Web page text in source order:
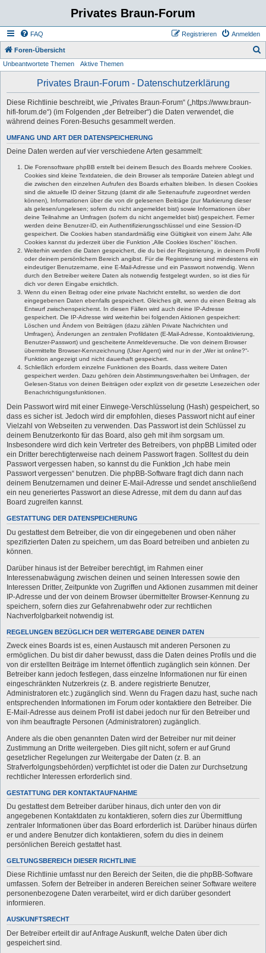
Privates Braun-Forum
FAQ Anmelden
Registrieren
Foren-Übersicht
Unbeantwortete Themen Aktive Themen
Privates Braun-Forum - Datenschutzerklärung
Diese Richtlinie beschreibt, wie „Privates Braun-Forum“ („https://www.braun-
hifi-forum.de“) (im Folgenden „der Betreiber“) die Daten verwendet, die
während deines Foren-Besuchs gesammelt werden.
UMFANG UND ART DER DATENSPEICHERUNG
Deine Daten werden auf vier verschiedene Arten gesammelt:
Die Forensoftware phpBB erstellt bei deinem Besuch des Boards mehrere Cookies.
Cookies sind kleine Textdateien, die dein Browser als temporäre Dateien ablegt und
die zwischen den einzelnen Aufrufen des Boards erhalten bleiben. In diesen Cookies
sind die aktuelle ID deiner Sitzung (damit dir alle Seitenaufrufe zugeordnet werden
können), Informationen über die von dir gelesenen Beiträge (zur Markierung dieser
als gelesen/ungelesen; sofern du nicht angemeldet bist) sowie Informationen über
deine Teilnahme an Umfragen (sofern du nicht angemeldet bist) gespeichert. Ferner
werden deine Benutzer-ID, ein Authentifizierungsschlüssel und eine Session-ID
gespeichert. Die Cookies haben standardmäßig eine Gültigkeit von einem Jahr. Alle
Cookies kannst du jederzeit über die Funktion „Alle Cookies löschen“ löschen.
Weiterhin werden die Daten gespeichert, die du bei der Registrierung, in deinem Profil
oder deinem persönlichem Bereich angibst. Für die Registrierung sind mindestens ein
eindeutiger Benutzername, eine E-Mail-Adresse und ein Passwort notwendig. Wenn
durch den Betreiber weitere Daten als notwendig festgelegt wurden, so ist dies für
dich vor deren Eingabe ersichtlich.
Wenn du einen Beitrag oder eine private Nachricht erstellst, so werden die dort
eingegebenen Daten ebenfalls gespeichert. Gleiches gilt, wenn du einen Beitrag als
Entwurf zwischenspeicherst. In diesen Fällen wird auch deine IP-Adresse
gespeichert. Die IP-Adresse wird weiterhin bei folgenden Aktionen gespeichert:
Löschen und Ändern von Beiträgen (dazu zählen Private Nachrichten und
Umfragen), Änderungen an zentralen Profildaten (E-Mail-Adresse, Kontoaktivierung,
Benutzer-Passwort) und gescheiterte Anmeldeversuche. Die von deinem Browser
übermittelte Browser-Kennzeichnung (User Agent) wird nur in der „Wer ist online?“-
Funktion angezeigt und nicht dauerhaft gespeichert.
Schließlich erfordern einzelne Funktionen des Boards, dass weitere Daten
gespeichert werden. Dazu gehören dein Abstimmungsverhalten bei Umfragen, der
Gelesen-Status von deinen Beiträgen oder explizit von dir gesetzte Lesezeichen oder
Benachrichtigungsfunktionen.
Dein Passwort wird mit einer Einwege-Verschlüsselung (Hash) gespeichert, so
dass es sicher ist. Jedoch wird dir empfohlen, dieses Passwort nicht auf einer
Vielzahl von Webseiten zu verwenden. Das Passwort ist dein Schlüssel zu
deinem Benutzerkonto für das Board, also geh mit ihm sorgsam um.
Insbesondere wird dich kein Vertreter des Betreibers, von phpBB Limited oder
ein Dritter berechtigterweise nach deinem Passwort fragen. Solltest du dein
Passwort vergessen haben, so kannst du die Funktion „Ich habe mein
Passwort vergessen“ benutzen. Die phpBB-Software fragt dich dann nach
deinem Benutzernamen und deiner E-Mail-Adresse und sendet anschließend
ein neu generiertes Passwort an diese Adresse, mit dem du dann auf das
Board zugreifen kannst.
GESTATTUNG DER DATENSPEICHERUNG
Du gestattest dem Betreiber, die von dir eingegebenen und oben näher
spezifizierten Daten zu speichern, um das Board betreiben und anbieten zu
können.
Darüber hinaus ist der Betreiber berechtigt, im Rahmen einer
Interessenabwägung zwischen deinen und seinen Interessen sowie den
Interessen Dritter, Zeitpunkte von Zugriffen und Aktionen zusammen mit deiner
IP-Adresse und der von deinem Browser übermittelter Browser-Kennung zu
speichern, sofern dies zur Gefahrenabwehr oder zur rechtlichen
Nachverfolgbarkeit notwendig ist.
REGELUNGEN BEZÜGLICH DER WEITERGABE DEINER DATEN
Zweck eines Boards ist es, einen Austausch mit anderen Personen zu
ermöglichen. Du bist dir daher bewusst, dass die Daten deines Profils und die
von dir erstellten Beiträge im Internet öffentlich zugänglich sein können. Der
Betreiber kann jedoch festlegen, dass einzelne Informationen nur für einen
eingeschränkten Nutzerkreis (z. B. andere registrierte Benutzer,
Administratoren etc.) zugänglich sind. Wenn du Fragen dazu hast, suche nach
entsprechenden Informationen im Forum oder kontaktiere den Betreiber. Die
E-Mail-Adresse aus deinem Profil ist dabei jedoch nur für den Betreiber und
von ihm beauftragte Personen (Administratoren) zugänglich.
Andere als die oben genannten Daten wird der Betreiber nur mit deiner
Zustimmung an Dritte weitergeben. Dies gilt nicht, sofern er auf Grund
gesetzlicher Regelungen zur Weitergabe der Daten (z. B. an
Strafverfolgungsbehörden) verpflichtet ist oder die Daten zur Durchsetzung
rechtlicher Interessen erforderlich sind.
GESTATTUNG DER KONTAKTAUFNAHME
Du gestattest dem Betreiber darüber hinaus, dich unter den von dir
angegebenen Kontaktdaten zu kontaktieren, sofern dies zur Übermittlung
zentraler Informationen über das Board erforderlich ist. Darüber hinaus dürfen
er und andere Benutzer dich kontaktieren, sofern du dies in deinem
persönlichen Bereich gestattet hast.
GELTUNGSBEREICH DIESER RICHTLINIE
Diese Richtlinie umfasst nur den Bereich der Seiten, die die phpBB-Software
umfassen. Sofern der Betreiber in anderen Bereichen seiner Software weitere
personenbezogene Daten verarbeitet, wird er dich darüber gesondert
informieren.
AUSKUNFTSRECHT
Der Betreiber erteilt dir auf Anfrage Auskunft, welche Daten über dich
gespeichert sind.